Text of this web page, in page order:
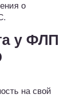
о
у ФЛП
на свой